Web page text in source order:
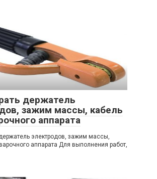
держатель
зажим массы, кабель
аппарата
электродов, зажим массы,
аппарата Для выполнения работ,